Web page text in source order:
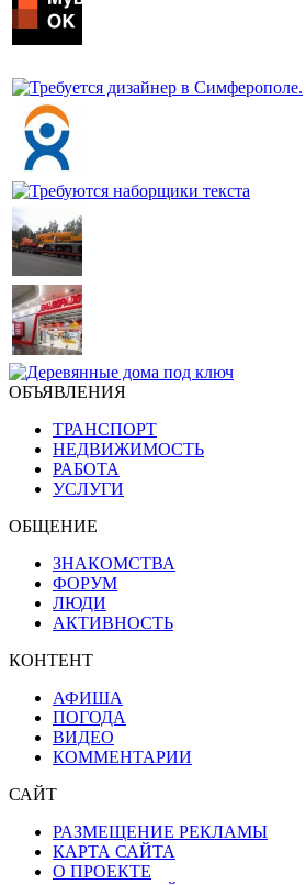
ОБЪЯВЛЕНИЯ
ТРАНСПОРТ
НЕДВИЖИМОСТЬ
РАБОТА
УСЛУГИ
ОБЩЕНИЕ
ЗНАКОМСТВА
ФОРУМ
ЛЮДИ
АКТИВНОСТЬ
КОНТЕНТ
АФИША
ПОГОДА
ВИДЕО
КОММЕНТАРИИ
САЙТ
РАЗМЕЩЕНИЕ РЕКЛАМЫ
КАРТА САЙТА
О ПРОЕКТЕ